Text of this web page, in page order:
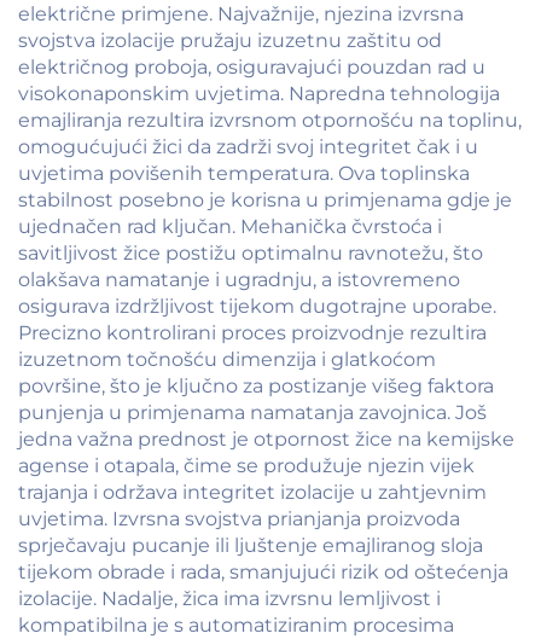
električne primjene. Najvažnije, njezina izvrsna
svojstva izolacije pružaju izuzetnu zaštitu od
električnog proboja, osiguravajući pouzdan rad u
visokonaponskim uvjetima. Napredna tehnologija
emajliranja rezultira izvrsnom otpornošću na toplinu,
omogućujući žici da zadrži svoj integritet čak i u
uvjetima povišenih temperatura. Ova toplinska
stabilnost posebno je korisna u primjenama gdje je
ujednačen rad ključan. Mehanička čvrstoća i
savitljivost žice postižu optimalnu ravnotežu, što
olakšava namatanje i ugradnju, a istovremeno
osigurava izdržljivost tijekom dugotrajne uporabe.
Precizno kontrolirani proces proizvodnje rezultira
izuzetnom točnošću dimenzija i glatkoćom
površine, što je ključno za postizanje višeg faktora
punjenja u primjenama namatanja zavojnica. Još
jedna važna prednost je otpornost žice na kemijske
agense i otapala, čime se produžuje njezin vijek
trajanja i održava integritet izolacije u zahtjevnim
uvjetima. Izvrsna svojstva prianjanja proizvoda
sprječavaju pucanje ili ljuštenje emajliranog sloja
tijekom obrade i rada, smanjujući rizik od oštećenja
izolacije. Nadalje, žica ima izvrsnu lemljivost i
kompatibilna je s automatiziranim procesima